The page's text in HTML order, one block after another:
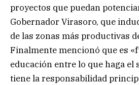
proyectos que puedan
Gobernador Virasoro, que
de las zonas más productivas
Finalmente mencionó que es
educación entre lo que haga el
tiene la responsabilidad